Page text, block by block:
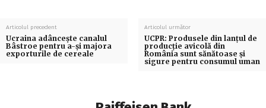
Articolul precedent
Ucraina adânceşte canalul
Bâstroe pentru a-şi majora
exporturile de cereale
Articolul următor
UCPR: Produsele din lanţul de
producţie avicolă din
România sunt sănătoase şi
sigure pentru consumul uman